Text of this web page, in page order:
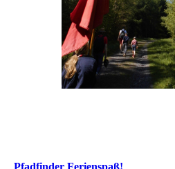
Pfadfinder Ferienspaß!